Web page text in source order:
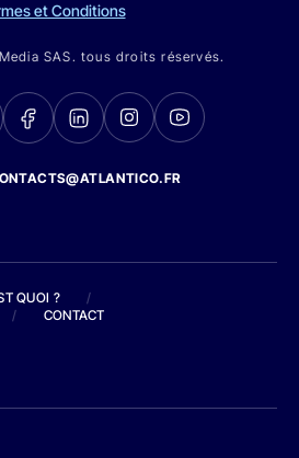
et Conditions
SAS. tous droits réservés.
QUOI ?
/
/ CONTACT